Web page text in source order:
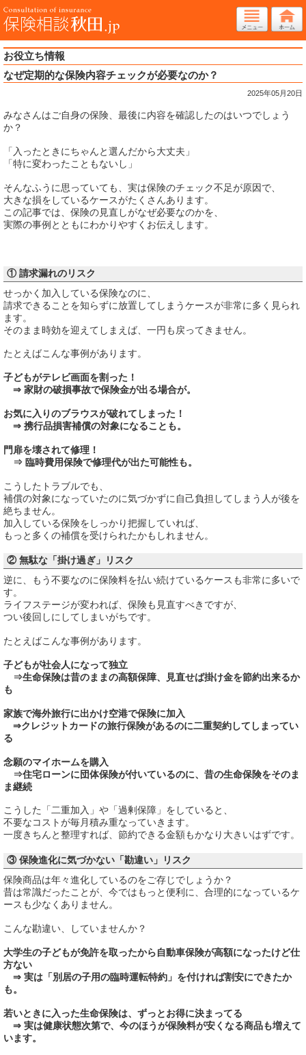
お役立ち情報
なぜ定期的な保険内容チェックが必要なのか？
2025年05月20日
みなさんはご自身の保険、最後に内容を確認したのはいつでしょう
か？
「入ったときにちゃんと選んだから大丈夫」
「特に変わったこともないし」
そんなふうに思っていても、実は保険のチェック不足が原因で、
大きな損をしているケースがたくさんあります。
この記事では、保険の見直しがなぜ必要なのかを、
実際の事例とともにわかりやすくお伝えします。
① 請求漏れのリスク
せっかく加入している保険なのに、
請求できることを知らずに放置してしまうケースが非常に多く見られ
ます。
そのまま時効を迎えてしまえば、一円も戻ってきません。
たとえばこんな事例があります。
子どもがテレビ画面を割った！
⇒ 家財の破損事故で保険金が出る場合が。
お気に入りのブラウスが破れてしまった！
⇒ 携行品損害補償の対象になることも。
門扉を壊されて修理！
⇒ 臨時費用保険で修理代が出た可能性も。
こうしたトラブルでも、
補償の対象になっていたのに気づかずに自己負担してしまう人が後を
絶ちません。
加入している保険をしっかり把握していれば、
もっと多くの補償を受けられたかもしれません。
② 無駄な「掛け過ぎ」リスク
逆に、もう不要なのに保険料を払い続けているケースも非常に多いで
す。
ライフステージが変われば、保険も見直すべきですが、
つい後回しにしてしまいがちです。
たとえばこんな事例があります。
子どもが社会人になって独立
⇒生命保険は昔のままの高額保障、見直せば掛け金を節約出来るか
も
家族で海外旅行に出かけ空港で保険に加入
⇒クレジットカードの旅行保険があるのに二重契約してしまってい
る
念願のマイホームを購入
⇒住宅ローンに団体保険が付いているのに、昔の生命保険をそのま
ま継続
こうした「二重加入」や「過剰保障」をしていると、
不要なコストが毎月積み重なっていきます。
一度きちんと整理すれば、節約できる金額もかなり大きいはずです。
③ 保険進化に気づかない「勘違い」リスク
保険商品は年々進化しているのをご存じでしょうか？
昔は常識だったことが、今ではもっと便利に、合理的になっているケ
ースも少なくありません。
こんな勘違い、していませんか？
大学生の子どもが免許を取ったから自動車保険が高額になったけど仕
方ない
⇒ 実は「別居の子用の臨時運転特約」を付ければ割安にできたか
も。
若いときに入った生命保険は、ずっとお得に決まってる
⇒ 実は健康状態次第で、今のほうが保険料が安くなる商品も増えて
います。